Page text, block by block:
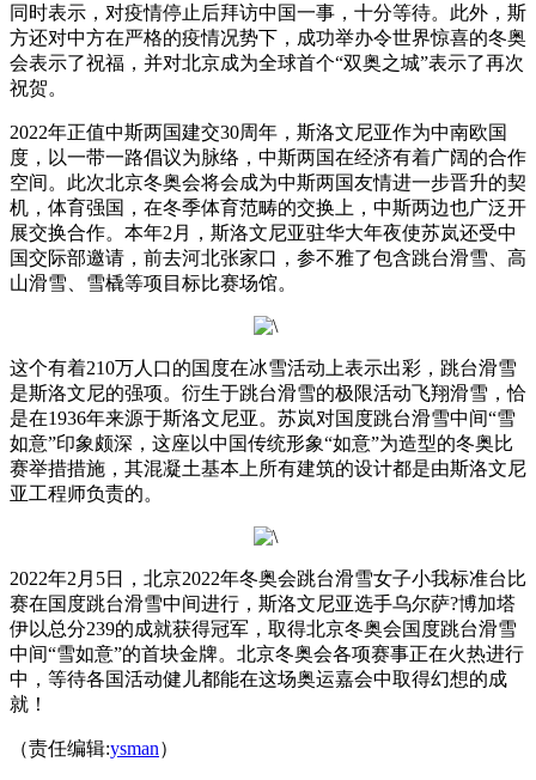
同时表示，对疫情停止后拜访中国一事，十分等待。此外，斯
方还对中方在严格的疫情况势下，成功举办令世界惊喜的冬奥
会表示了祝福，并对北京成为全球首个“双奥之城”表示了再次
祝贺。
2022年正值中斯两国建交30周年，斯洛文尼亚作为中南欧国
度，以一带一路倡议为脉络，中斯两国在经济有着广阔的合作
空间。此次北京冬奥会将会成为中斯两国友情进一步晋升的契
机，体育强国，在冬季体育范畴的交换上，中斯两边也广泛开
展交换合作。本年2月，斯洛文尼亚驻华大年夜使苏岚还受中
国交际部邀请，前去河北张家口，参不雅了包含跳台滑雪、高
山滑雪、雪橇等项目标比赛场馆。
这个有着210万人口的国度在冰雪活动上表示出彩，跳台滑雪
是斯洛文尼的强项。衍生于跳台滑雪的极限活动飞翔滑雪，恰
是在1936年来源于斯洛文尼亚。苏岚对国度跳台滑雪中间“雪
如意”印象颇深，这座以中国传统形象“如意”为造型的冬奥比
赛举措措施，其混凝土基本上所有建筑的设计都是由斯洛文尼
亚工程师负责的。
2022年2月5日，北京2022年冬奥会跳台滑雪女子小我标准台比
赛在国度跳台滑雪中间进行，斯洛文尼亚选手乌尔萨?博加塔
伊以总分239的成就获得冠军，取得北京冬奥会国度跳台滑雪
中间“雪如意”的首块金牌。北京冬奥会各项赛事正在火热进行
中，等待各国活动健儿都能在这场奥运嘉会中取得幻想的成
就！
（责任编辑:ysman）